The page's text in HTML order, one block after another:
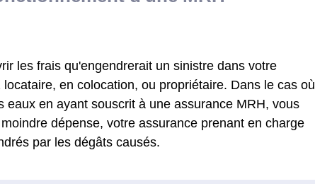
les frais qu'engendrerait un sinistre dans votre
en colocation, ou propriétaire. Dans le cas où
eaux en ayant souscrit à une assurance MRH, vous
dépense, votre assurance prenant en charge
par les dégâts causés.